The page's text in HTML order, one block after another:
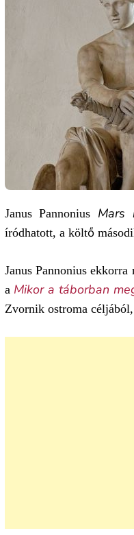
Janus Pannonius Mars
íródhatott, a költő
Janus Pannonius
a Mikor a táborban
Zvornik ostroma